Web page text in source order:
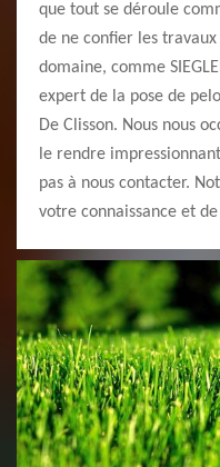
que tout se déroule
de ne confier les travaux
domaine, comme
expert de la pose de
De Clisson. Nous nous
le rendre
pas à nous contacter.
votre connaissance et